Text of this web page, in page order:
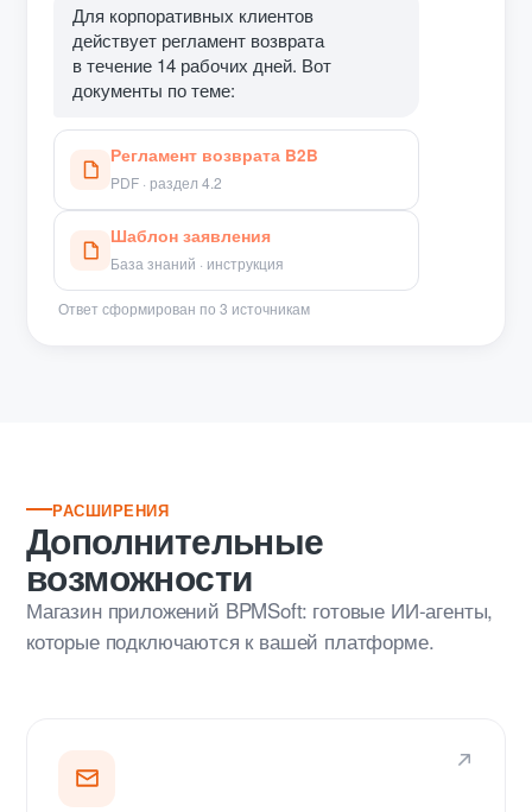
Для корпоративных клиентов
действует регламент возврата
в течение 14 рабочих дней. Вот
документы по теме:
Регламент возврата B2B
PDF · раздел 4.2
Шаблон заявления
База знаний · инструкция
Ответ сформирован по 3 источникам
РАСШИРЕНИЯ
Дополнительные
возможности
Магазин приложений BPMSoft: готовые ИИ-агенты,
которые подключаются к вашей платформе.